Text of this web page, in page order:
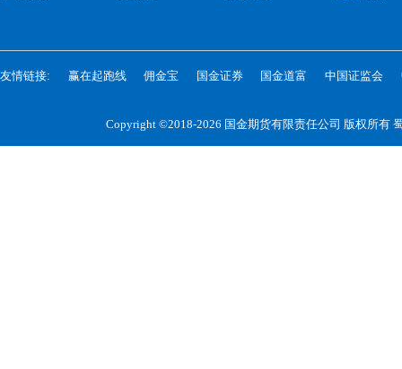
友情链接: 赢在起跑线 佣金宝 国金证券 国金道富 中国证监会
Copyright ©2018-2026 国金期货有限责任公司 版权所有